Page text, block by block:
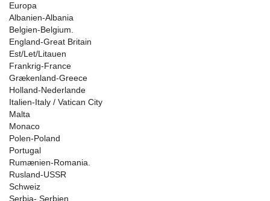
Europa
Albanien-Albania
Belgien-Belgium.
England-Great Britain
Est/Let/Litauen
Frankrig-France
Grækenland-Greece
Holland-Nederlande
Italien-Italy / Vatican City
Malta
Monaco
Polen-Poland
Portugal
Rumænien-Romania.
Rusland-USSR
Schweiz
Serbia- Serbien